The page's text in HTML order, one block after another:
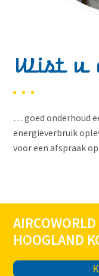
Wist u
… goed onderhoud
energieverbruik
voor een afspraak op
HOOGLAND